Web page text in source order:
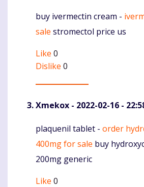
Komentaras
buy ivermectin cream -
sale stromectol price us
Like 0
Dislike 0
Xmekox - 2022-02-16 -
Komentaras
plaquenil tablet - order
400mg for sale buy
200mg generic
Like 0